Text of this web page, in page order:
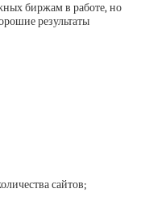
биржам в работе, но
результаты
сайтов;